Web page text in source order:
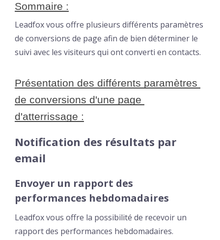
Sommaire :
Leadfox vous offre plusieurs différents paramètres
de conversions de page afin de bien déterminer le
suivi avec les visiteurs qui ont converti en contacts.
Présentation des différents paramètres
de conversions d'une page
d'atterrissage :
Notification des résultats par
email
Envoyer un rapport des
performances hebdomadaires
Leadfox vous offre la possibilité de recevoir un
rapport des performances hebdomadaires.